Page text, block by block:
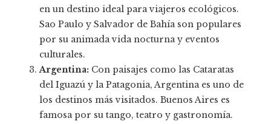
en un destino ideal para viajeros ecológicos.
Sao Paulo y Salvador de Bahía son populares
por su animada vida nocturna y eventos
culturales.
Argentina: Con paisajes como las Cataratas
del Iguazú y la Patagonia, Argentina es uno de
los destinos más visitados. Buenos Aires es
famosa por su tango, teatro y gastronomía.